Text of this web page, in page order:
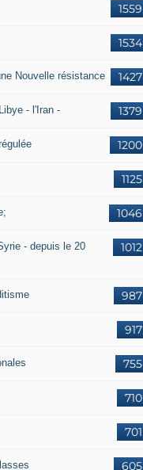
1559
1534
1427
Nouvelle résistance
1379
- l'Iran -
1200
1125
1046
1012
- depuis le 20
987
917
755
710
701
605